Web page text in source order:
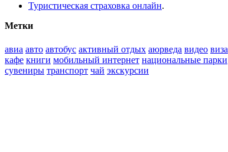
Туристическая страховка онлайн.
Метки
авиа авто автобус активный отдых аюрведа видео виза
кафе книги мобильный интернет национальные парки
сувениры транспорт чай экскурсии